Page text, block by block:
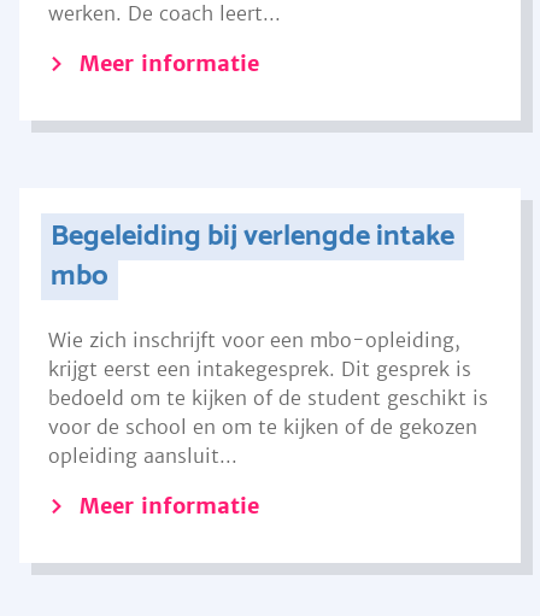
werken. De coach leert...
Meer informatie
Begeleiding bij verlengde intake
mbo
Wie zich inschrijft voor een mbo-opleiding,
krijgt eerst een intakegesprek. Dit gesprek is
bedoeld om te kijken of de student geschikt is
voor de school en om te kijken of de gekozen
opleiding aansluit...
Meer informatie